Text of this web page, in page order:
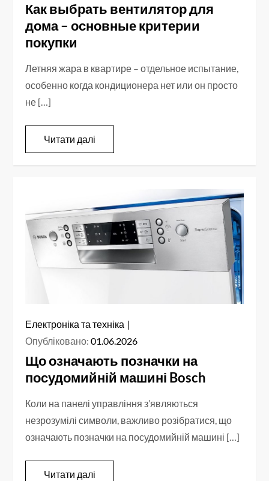
Как выбрать вентилятор для
дома – основные критерии
покупки
Летняя жара в квартире – отдельное испытание,
особенно когда кондиционера нет или он просто
не […]
Читати далі
Електроніка та техніка
Опубліковано:01.06.2026
Що означають позначки на
посудомийній машині Bosch
Коли на панелі управління з’являються
незрозумілі символи, важливо розібратися, що
означають позначки на посудомийній машині […]
Читати далі